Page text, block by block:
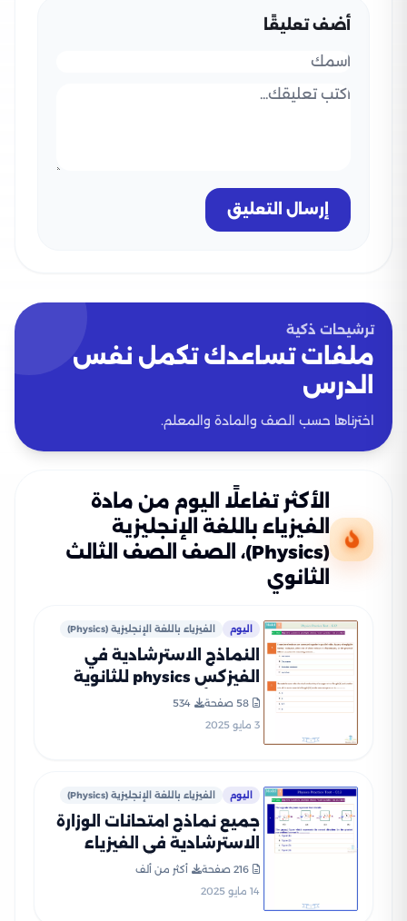
أضف تعليقًا
إرسال التعليق
ترشيحات ذكية
ملفات تساعدك تكمل نفس
الدرس
اخترناها حسب الصف والمادة والمعلم.
الأكثر تفاعلًا اليوم من مادة
الفيزياء باللغة الإنجليزية
(Physics)، الصف الصف الثالث
الثانوي
اليوم الفيزياء باللغة الإنجليزية (Physics)
النماذج الاسترشادية في
الفيزكس physics للثانوية
العامة أبريل 2025 بصيغة pdf
58 صفحة
534
3 مايو 2025
اليوم الفيزياء باللغة الإنجليزية (Physics)
جميع نماذج امتحانات الوزارة
الاسترشادية في الفيزياء
للغات Physics للثانوية
العامة 2025 بصيغة PDF
216 صفحة
أكثر من ألف
14 مايو 2025